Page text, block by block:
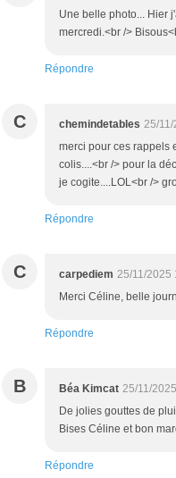
Une belle photo... Hier
mercredi.<br />
Répondre
C chemindetables 25/
merci pour ces rappels
colis....<br /> pour la
je cogite....LOL<br />
Répondre
C carpediem 25/11/2025
Merci Céline, belle
Répondre
B Béa Kimcat 25/11/
De jolies gouttes de
Bises Céline et bon
Répondre